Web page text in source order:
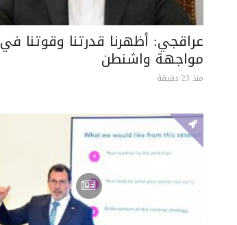
عراقجي: أظهرنا قدرتنا وقوتنا في
مواجهة واشنطن
منذ 23 دقيقة